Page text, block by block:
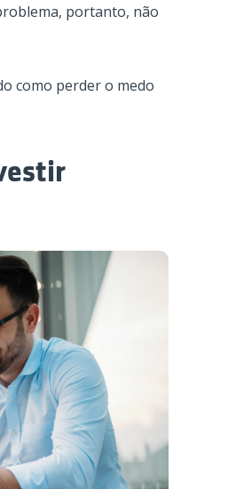
portanto, não
como perder o medo